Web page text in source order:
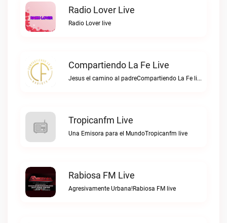
Radio Lover Live
Radio Lover live
Compartiendo La Fe Live
Jesus el camino al padreCompartiendo La Fe live
Tropicanfm Live
Una Emisora para el MundoTropicanfm live
Rabiosa FM Live
Agresivamente Urbana!Rabiosa FM live